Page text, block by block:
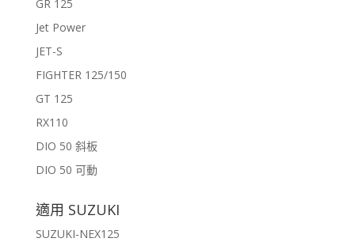
GR 125
Jet Power
JET-S
FIGHTER 125/150
GT 125
RX110
DIO 50 斜板
DIO 50 可動
適用 SUZUKI
SUZUKI-NEX125